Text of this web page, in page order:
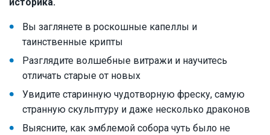
Вы заглянете в роскошные капеллы и
таинственные крипты
Разглядите волшебные витражи и научитесь
отличать старые от новых
Увидите старинную чудотворную фреску, самую
странную скульптуру и даже несколько драконов
Выясните, как эмблемой собора чуть было не